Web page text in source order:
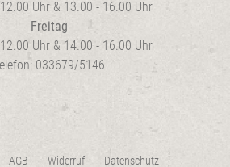
Uhr & 13.00 - 16.00 Uhr
Freitag
Uhr & 14.00 - 16.00 Uhr
033679/5146
AGB Widerruf Datenschutz